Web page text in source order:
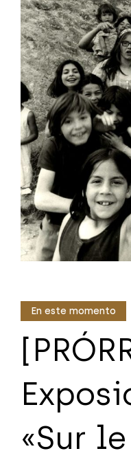
En este momento
«Sur